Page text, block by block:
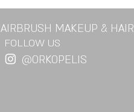
AIRBRUSH MAKEUP & HAIR
FOLLOW US
@ORKOPELIS